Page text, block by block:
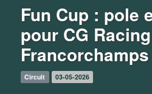
Fun Cup : pole
pour CG
Francorchamps
Circuit 03-05-2026